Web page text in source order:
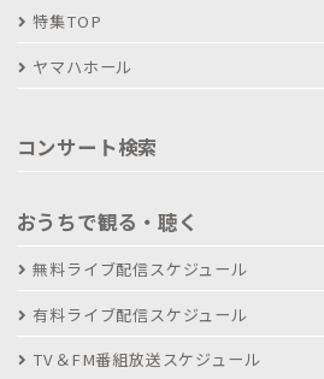
特集TOP
ヤマハホール
コンサート検索
おうちで観る・聴く
無料ライブ配信スケジュール
有料ライブ配信スケジュール
TV＆FM番組放送スケジュール